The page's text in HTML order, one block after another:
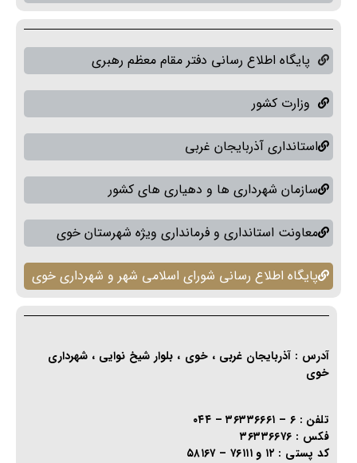
پایگاه اطلاع رسانی دفتر مقام معظم رهبری
وزارت کشور
استانداری آذربایجان غربی
سازمان شهرداری ها و دهیاری های کشور
معاونت استانداری و فرمانداری ویژه شهرستان خوی
پایگاه اطلاع رسانی شورای اسلامی شهر و شهرداری خوی
آدرس : آذربایجان غربی ، خوی ، بلوار شیخ نوایی ، شهرداری
خوی
تلفن : ۶ – ۳۶۳۳۶۶۶۱ – ۰۴۴
فکس : ۳۶۳۳۶۶۷۶
کد پستی : ۱۲ و ۷۶۱۱۱ – ۵۸۱۶۷